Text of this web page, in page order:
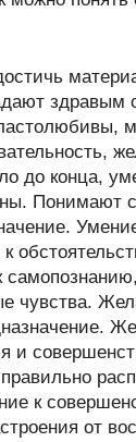
здравым
до конца,
Понимают
чувства.
и
к
от